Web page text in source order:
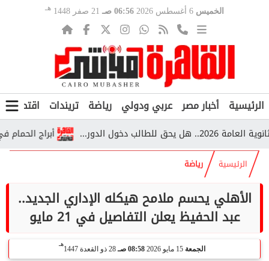
الخميس 06:56 صـ 21 صفر 1448 هـ
الرئيسية أخبار مصر عربي ودولي رياضة تريندات اقتصاد
أبراج الحمام في
الرئيسية رياضة
الأهلي يحسم ملامح هيكله الإداري الجديد..
عبد الحفيظ يعلن التفاصيل في 21 مايو
الجمعة 08:58 صـ 28 ذو القعدة 1447
هـ